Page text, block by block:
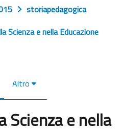
storiapedagogica
Scienza e nella Educazione
Altro
Scienza e nella